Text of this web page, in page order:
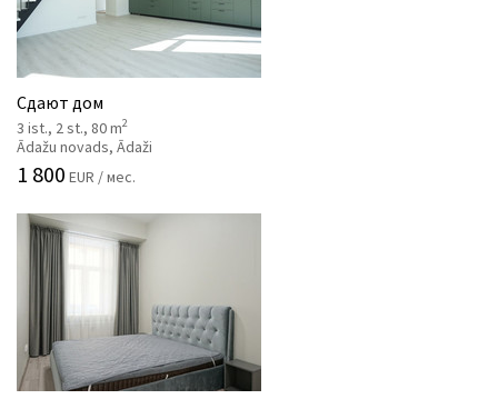
Сдают дом
3 ist., 2 st., 80 m2
Ādažu novads, Ādaži
1 800 EUR / мес.